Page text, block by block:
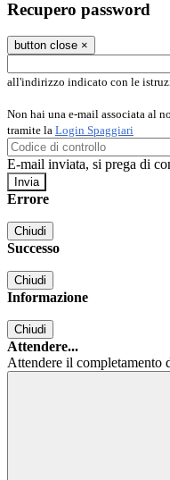
Recupero password
button close ×
all'indirizzo indicato con le
Non hai una e-mail associata al
tramite la Login Spaggiari
E-mail inviata, si prega di
Errore
Chiudi
Successo
Chiudi
Informazione
Chiudi
Attendere...
Attendere il completamento